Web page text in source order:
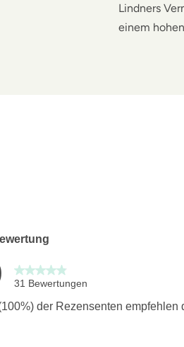
Lindners
einem
5 Sternen.
4 Sternen.
Sternen.
31 Bewertungen
der Rezensenten empfehlen